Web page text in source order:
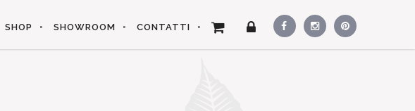
SHOP SHOWROOM CONTATTI